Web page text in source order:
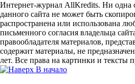
Интернет-журнал AllKredits. Ни одна
данного сайта не может быть
распространена или использована
письменного согласия владельца
правообладателя материалов,
содержит материалы, не
лет. Все права на картинки и тексты
В начало